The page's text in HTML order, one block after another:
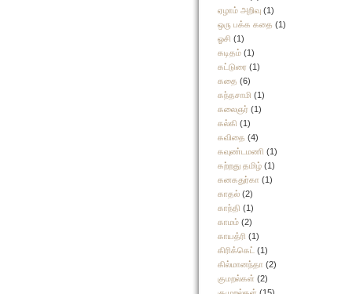
ஏழாம் அறிவு (1)
ஒரு பக்க கதை (1)
ஓசி (1)
கடிதம் (1)
கட்டுரை (1)
கதை (6)
கந்தசாமி (1)
கலைஞர் (1)
கல்கி (1)
கவிதை (4)
கவுண்டமணி (1)
கற்றது தமிழ் (1)
கனகதுர்கா (1)
காதல் (2)
காந்தி (1)
காமம் (2)
காயத்ரி (1)
கிரிக்கெட் (1)
கில்மானந்தா (2)
குமறல்கள் (2)